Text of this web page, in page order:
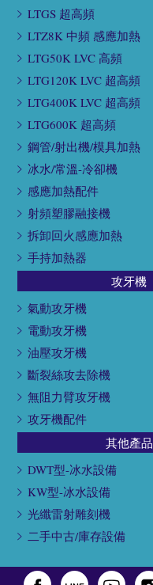
LTGS 超高頻
LTZ8K 中頻 感應加熱
LTG50K LVC 高頻
LTG120K LVC 超高頻
LTG400K LVC 超高頻
LTG600K 超高頻
鋼管/射出機/模具加熱
冰水/常溫-冷卻機
感應加熱配件
射頻塑膠融接機
拆卸回火感應加熱
手持加熱器
攻牙機
氣動攻牙機
電動攻牙機
油壓攻牙機
斷裂絲攻去除機
無阻力臂攻牙機
攻牙機配件
其他產品
DWT型-冰水設備
KW型-冰水設備
光纖雷射雕刻機
二手中古/庫存設備